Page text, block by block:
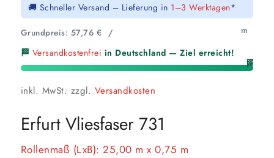
🚚 Schneller Versand – Lieferung in 1–3 Werktagen*
Grundpreis: 57,76 € / m
🏁 Versandkostenfrei in Deutschland — Ziel erreicht!
🏁
inkl. MwSt. zzgl. Versandkosten
Erfurt Vliesfaser 731
Rollenmaß (LxB): 25,00 m x 0,75 m